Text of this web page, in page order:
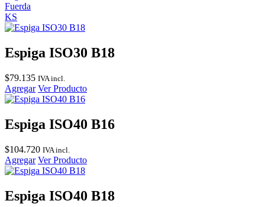
Fuerda
KS
Espiga ISO30 B18
$79.135 IVA incl.
Agregar Ver Producto
Espiga ISO40 B16
$104.720 IVA incl.
Agregar Ver Producto
Espiga ISO40 B18